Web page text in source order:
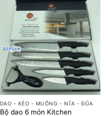
DAO - KÉO - MUỖNG - NĨA - ĐŨA
Bộ dao 6 món Kitchen